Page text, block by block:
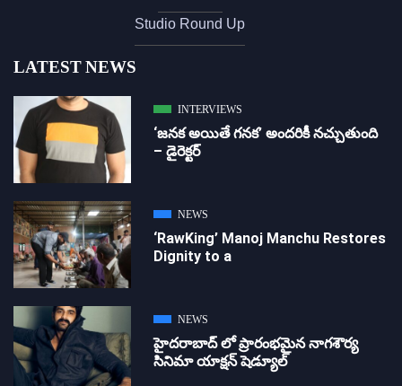
Studio Round Up
LATEST NEWS
INTERVIEWS
‘జ‌న‌క అయితే గ‌న‌క‌’ అందరికీ నచ్చుతుంది
– డైరెక్ట‌ర్
NEWS
‘RawKing’ Manoj Manchu Restores
Dignity to a
NEWS
హైదరాబాద్ లో ప్రారంభమైన నాగశౌర్య
సినిమా యాక్షన్ షెడ్యూల్